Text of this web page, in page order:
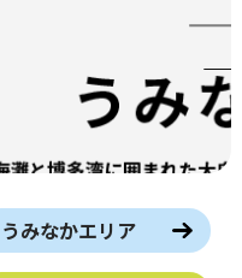
うみなかエリア